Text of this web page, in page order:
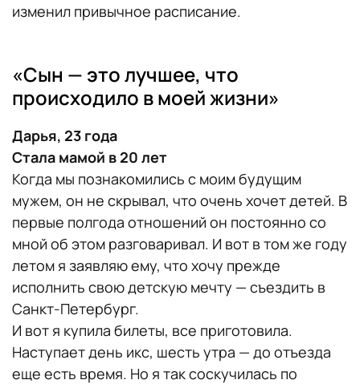
изменил привычное расписание.
«Сын — это лучшее, что
происходило в моей жизни»
Дарья, 23 года
Стала мамой в 20 лет
Когда мы познакомились с моим будущим
мужем, он не скрывал, что очень хочет детей. В
первые полгода отношений он постоянно со
мной об этом разговаривал. И вот в том же году
летом я заявляю ему, что хочу прежде
исполнить свою детскую мечту — съездить в
Санкт-Петербург.
И вот я купила билеты, все приготовила.
Наступает день икс, шесть утра — до отъезда
еще есть время. Но я так соскучилась по